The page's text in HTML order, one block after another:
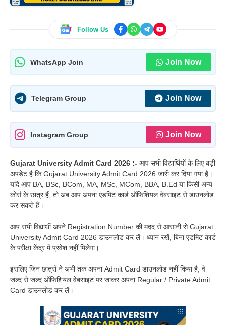
Follow Us
WhatsApp Join Join Now
Telegram Group Join Now
Instagram Group Join Now
Gujarat University Admit Card 2026 :- आप सभी विद्यार्थियों के लिए बड़ी
अपडेट है कि Gujarat University Admit Card 2026 जारी कर दिया गया है।
यदि आप BA, BSc, BCom, MA, MSc, MCom, BBA, B.Ed या किसी अन्य
कोर्स के छात्र हैं, तो अब आप अपना एडमिट कार्ड ऑफिशियल वेबसाइट से डाउनलोड
कर सकते हैं।
आप सभी विद्यार्थी अपने Registration Number की मदद से आसानी से Gujarat
University Admit Card 2026 डाउनलोड कर लें। ध्यान रखें, बिना एडमिट कार्ड
के परीक्षा केंद्र में प्रवेश नहीं मिलेगा।
इसलिए जिन छात्रों ने अभी तक अपना Admit Card डाउनलोड नहीं किया है, वे
जल्द से जल्द ऑफिशियल वेबसाइट पर जाकर अपना Regular / Private Admit
Card डाउनलोड कर लें।